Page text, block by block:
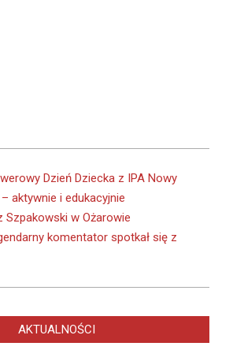
Dzień Dziecka z IPA Nowy
aktywnie i edukacyjnie
Szpakowski w Ożarowie
komentator spotkał się z
AKTUALNOŚCI